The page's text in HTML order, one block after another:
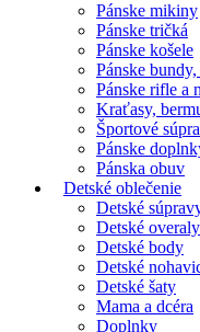
Pánske mikiny
Pánske tričká
Pánske košele
Pánske
Pánske rifle a
Kraťasy,
Športové
Pánske
Pánska obuv
Detské oblečenie
Detské
Detské overaly
Detské body
Detské
Detské šaty
Mama a dcéra
Doplnky